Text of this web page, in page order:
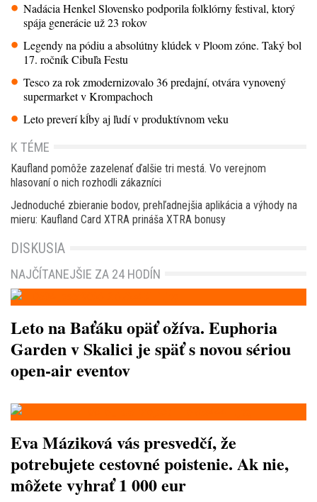
Nadácia Henkel Slovensko podporila folklórny festival, ktorý
spája generácie už 23 rokov
Legendy na pódiu a absolútny klúdek v Ploom zóne. Taký bol
17. ročník Cibuľa Festu
Tesco za rok zmodernizovalo 36 predajní, otvára vynovený
supermarket v Krompachoch
Leto preverí kĺby aj ľudí v produktívnom veku
K TÉME
Kaufland pomôže zazelenať ďalšie tri mestá. Vo verejnom
hlasovaní o nich rozhodli zákazníci
Jednoduché zbieranie bodov, prehľadnejšia aplikácia a výhody na
mieru: Kaufland Card XTRA prináša XTRA bonusy
DISKUSIA
NAJČÍTANEJŠIE ZA 24 HODÍN
Leto na Baťáku opäť ožíva. Euphoria
Garden v Skalici je späť s novou sériou
open-air eventov
Eva Máziková vás presvedčí, že
potrebujete cestovné poistenie. Ak nie,
môžete vyhrať 1 000 eur